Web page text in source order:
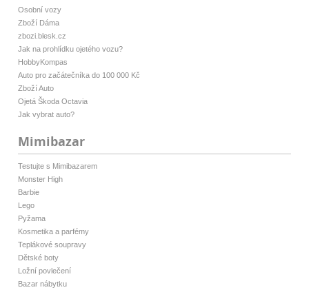
Osobní vozy
Zboží Dáma
zbozi.blesk.cz
Jak na prohlídku ojetého vozu?
HobbyKompas
Auto pro začátečníka do 100 000 Kč
Zboží Auto
Ojetá Škoda Octavia
Jak vybrat auto?
Mimibazar
Testujte s Mimibazarem
Monster High
Barbie
Lego
Pyžama
Kosmetika a parfémy
Teplákové soupravy
Dětské boty
Ložní povlečení
Bazar nábytku